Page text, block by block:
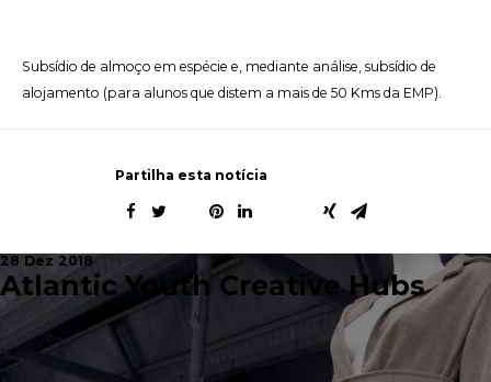
Subsídio de almoço em espécie e, mediante análise, subsídio de
alojamento (para alunos que distem a mais de 50 Kms da EMP).
Partilha esta notícia
28 Dez 2018
Atlantic Youth Creative Hubs